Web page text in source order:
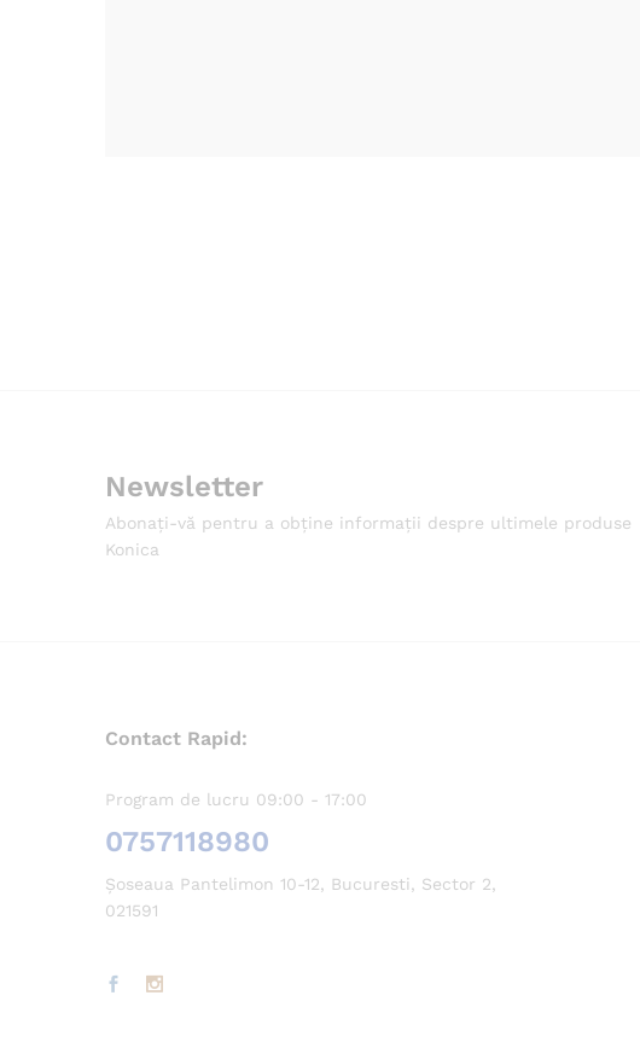
Newsletter
Abonați-vă pentru a obține informații despre ultimele produse
Konica
Contact Rapid:
Program de lucru 09:00 - 17:00
0757118980
Șoseaua Pantelimon 10-12, Bucuresti, Sector 2,
021591